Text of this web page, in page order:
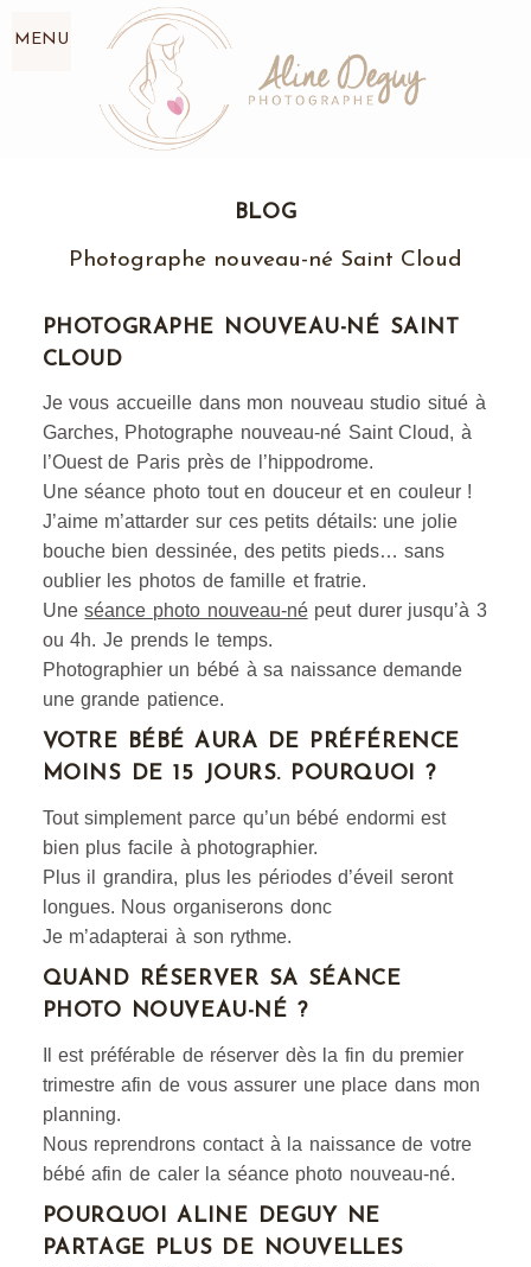
MENU
BLOG
Photographe nouveau-né Saint Cloud
PHOTOGRAPHE NOUVEAU-NÉ SAINT
CLOUD
Je vous accueille dans mon nouveau studio situé à
Garches, Photographe nouveau-né Saint Cloud, à
l’Ouest de Paris près de l’hippodrome.
Une séance photo tout en douceur et en couleur !
J’aime m’attarder sur ces petits détails: une jolie
bouche bien dessinée, des petits pieds… sans
oublier les photos de famille et fratrie.
Uneséance photo nouveau-népeut durer jusqu’à 3
ou 4h. Je prends le temps.
Photographier un bébé à sa naissance demande
une grande patience.
VOTRE BÉBÉ AURA DE PRÉFÉRENCE
MOINS DE 15 JOURS. POURQUOI ?
Tout simplement parce qu’un bébé endormi est
bien plus facile à photographier.
Plus il grandira, plus les périodes d’éveil seront
longues. Nous organiserons donc
Je m’adapterai à son rythme.
QUAND RÉSERVER SA SÉANCE
PHOTO NOUVEAU-NÉ ?
Il est préférable de réserver dès la fin du premier
trimestre afin de vous assurer une place dans mon
planning.
Nous reprendrons contact à la naissance de votre
bébé afin de caler la séance photo nouveau-né.
POURQUOI ALINE DEGUY NE
PARTAGE PLUS DE NOUVELLES